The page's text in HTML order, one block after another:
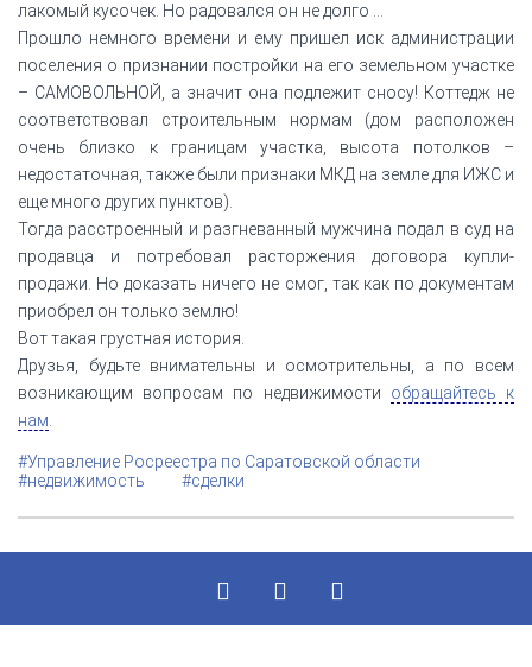
лакомый кусочек. Но радовался он не долго …
Прошло немного времени и ему пришел иск администрации
поселения о признании постройки на его земельном участке
– САМОВОЛЬНОЙ, а значит она подлежит сносу! Коттедж не
соответствовал строительным нормам (дом расположен
очень близко к границам участка, высота потолков –
недостаточная, также были признаки МКД на земле для ИЖС и
еще много других пунктов).
Тогда расстроенный и разгневанный мужчина подал в суд на
продавца и потребовал расторжения договора купли-
продажи. Но доказать ничего не смог, так как по документам
приобрел он только землю!
Вот такая грустная история.
Друзья, будьте внимательны и осмотрительны, а по всем
возникающим вопросам по недвижимости обращайтесь к
нам.
#Управление Росреестра по Саратовской области
#недвижимость
#сделки